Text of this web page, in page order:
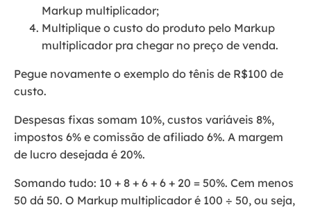
Markup multiplicador;
Multiplique o custo do produto pelo Markup
multiplicador pra chegar no preço de venda.
Pegue novamente o exemplo do tênis de R$100 de
custo.
Despesas fixas somam 10%, custos variáveis 8%,
impostos 6% e comissão de afiliado 6%. A margem
de lucro desejada é 20%.
Somando tudo: 10 + 8 + 6 + 6 + 20 = 50%. Cem menos
50 dá 50. O Markup multiplicador é 100 ÷ 50, ou seja,